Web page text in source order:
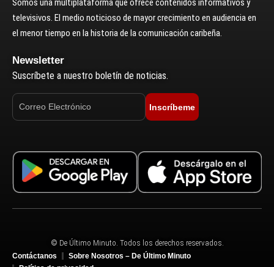
Somos una multiplataforma que ofrece contenidos informativos y
televisivos. El medio noticioso de mayor crecimiento en audiencia en
el menor tiempo en la historia de la comunicación caribeña.
Newsletter
Suscríbete a nuestro boletín de noticias.
Inscríbeme
© De Último Minuto. Todos los derechos reservados.
Contáctanos
Sobre Nosotros – De Último Minuto